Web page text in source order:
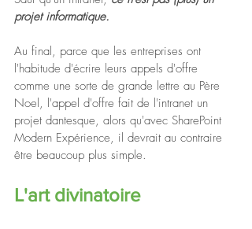
projet informatique.
Au final, parce que les entreprises ont
l'habitude d'écrire leurs appels d'offre
comme une sorte de grande lettre au Père
Noel, l'appel d'offre fait de l'intranet un
projet dantesque, alors qu'avec SharePoint
Modern Expérience, il devrait au contraire
être beaucoup plus simple.
L'art divinatoire